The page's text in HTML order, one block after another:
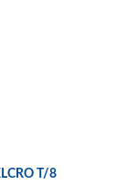
T/8